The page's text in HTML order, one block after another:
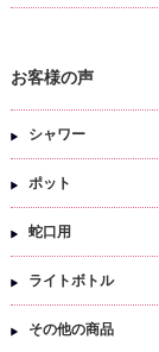
お客様の声
シャワー
ポット
蛇口用
ライトボトル
その他の商品